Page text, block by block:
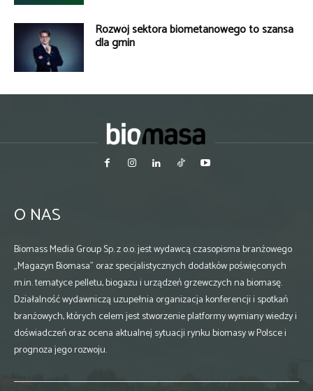
Rozwój sektora biometanowego to szansa
dla gmin
O NAS
Biomass Media Group Sp. z o.o. jest wydawcą czasopisma branżowego
„Magazyn Biomasa” oraz specjalistycznych dodatków poświęconych
m.in. tematyce pelletu, biogazu i urządzeń grzewczych na biomasę.
Działalność wydawniczą uzupełnia organizacja konferencji i spotkań
branżowych, których celem jest stworzenie platformy wymiany wiedzy i
doświadczeń oraz ocena aktualnej sytuacji rynku biomasy w Polsce i
prognoza jego rozwoju.